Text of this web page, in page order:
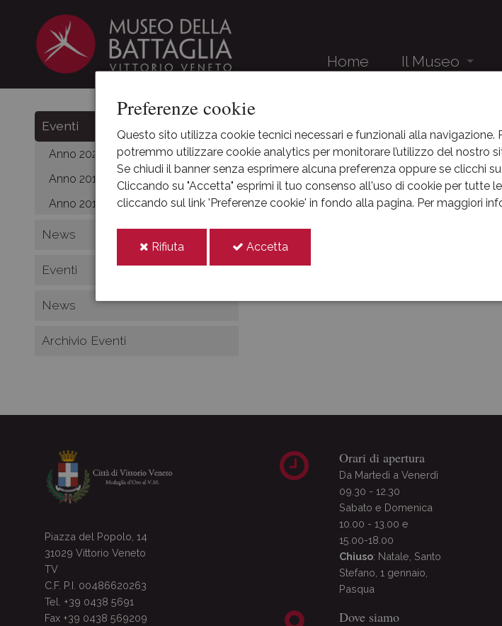
Preferenze cookie
Questo sito utilizza cookie tecnici necessari e funzionali alla
potremmo utilizzare cookie analytics per monitorare l’utilizzo del nostro
Se chiudi il banner senza esprimere alcuna preferenza oppure se clicchi
Cliccando su "Accetta" esprimi il tuo consenso all'uso di cookie per tutte
cliccando sul link 'Preferenze cookie' in fondo alla pagina. Per maggiori
Rifiuta Accetta
Home Il Museo
Il complesso museale
Percorsi
Eventi
Anno 2021
Anno 2019
Anno 2018
News
Eventi
News
Archivio Eventi
Eventi
Tutti gli eventi di: Marzo
febbraio
Piazza del Popolo, 14
31029 Vittorio Veneto
TV
C.F. P.I. 00486620263
Tel. +39 0438 5691
Fax +39 0438 569209
Orari di apertura
Da Martedì a Venerdì
09.30 - 12.30
Sabato e Domenica
10.00 - 13.00 e
15.00-18.00
Chiuso: Natale, Santo
Stefano, 1 gennaio,
Pasqua
Dove siamo